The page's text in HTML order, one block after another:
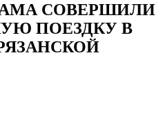
СОВЕРШИЛИ
ПОЕЗДКУ В